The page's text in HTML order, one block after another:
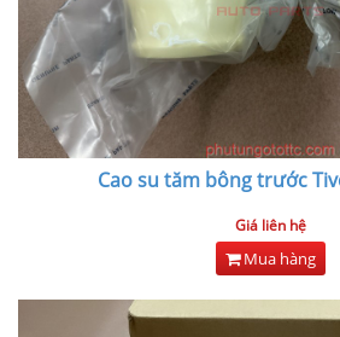
Cao su tăm bông trước
Giá liên hệ
Mua hàng